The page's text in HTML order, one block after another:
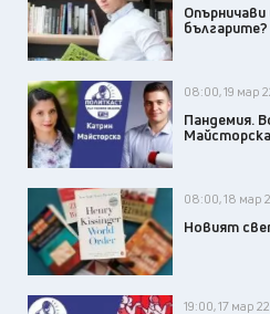
Опърничави
българите?
08:00, 19 мар
Пандемия.
Майсторска
08:00, 18 мар
Новият
19:00, 17 мар